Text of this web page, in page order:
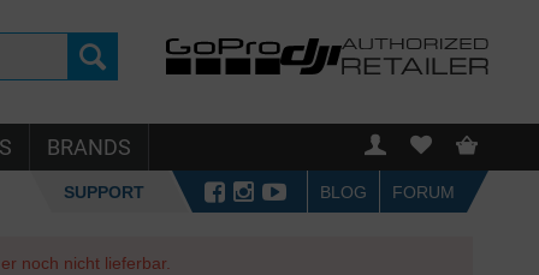
BRANDS
SUPPORT BLOG FORUM
noch nicht lieferbar.